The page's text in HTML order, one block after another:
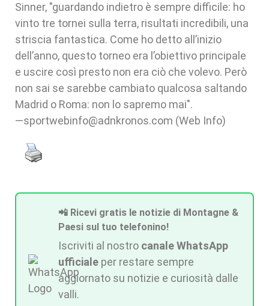
Sinner, "guardando indietro è sempre difficile: ho
vinto tre tornei sulla terra, risultati incredibili, una
striscia fantastica. Come ho detto all’inizio
dell’anno, questo torneo era l’obiettivo principale
e uscire così presto non era ciò che volevo. Però
non sai se sarebbe cambiato qualcosa saltando
Madrid o Roma: non lo sapremo mai".
—sportwebinfo@adnkronos.com (Web Info)
📲 Ricevi gratis le notizie di Montagne &
Paesi sul tuo telefonino!
Iscriviti al nostro canale WhatsApp
ufficiale per restare sempre
aggiornato su notizie e curiosità dalle
valli.